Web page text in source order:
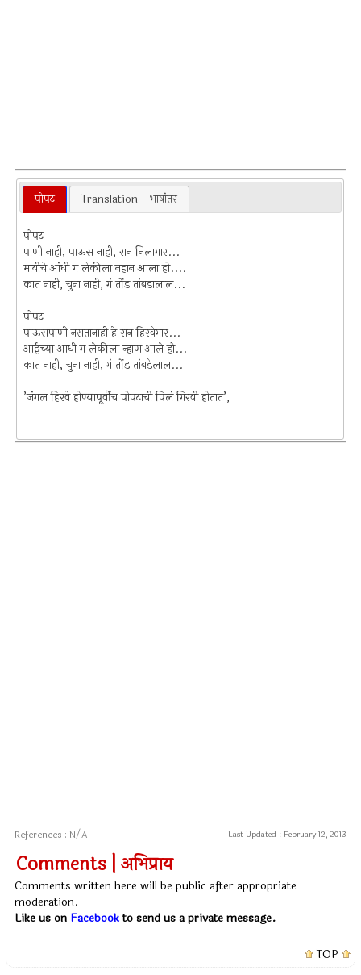
पोपट Translation - भाषांतर
पोपट
पाणी नाही, पाऊस नाही, रान निलागार...
मायीचे आंधी ग लेकीला नहान आला हो....
कात नाही, चुना नाही, गं तोंड तांबडालाल...
पोपट
पाऊसपाणी नसतानाही हे रान हिरवेगार...
आईच्या आधी ग लेकीला न्हाण आले हो...
कात नाही, चुना नाही, गं तोंड तांबडेलाल...
’जंगल हिरवे होण्यापूर्वीच पोपटाची पिलं गिरवी होतात’,
References : N/A Last Updated : February 12, 2013
Comments | अभिप्राय
Comments written here will be public after appropriate
moderation.
Like us on Facebookto send us a private message.
TOP